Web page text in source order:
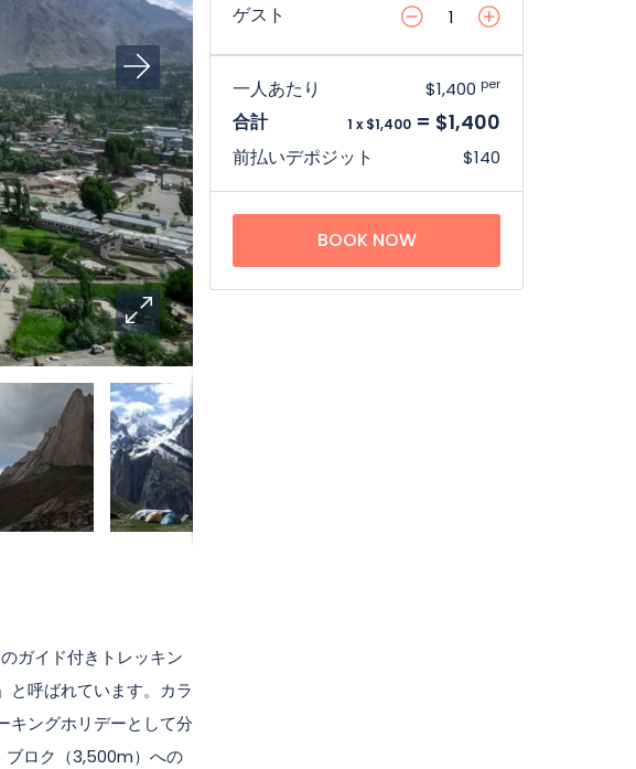
ガイド付きトレッキン
と呼ばれています。カラ
キングホリデーとして分
ブロク（3,500m）への
ゲスト
一人あたり $1,400 per
合計 1 x $1,400 = $1,400
前払いデポジット $140
BOOK NOW